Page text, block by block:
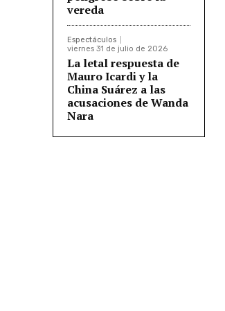
vereda
Espectáculos
viernes 31 de julio de 2026
La letal respuesta de
Mauro Icardi y la
China Suárez a las
acusaciones de Wanda
Nara